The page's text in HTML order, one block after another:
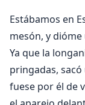
Estábamos en
mesón, y
Ya que la
pringadas,
fuese por él de